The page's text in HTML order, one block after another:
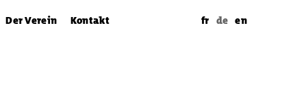
fr de en
Der Verein Kontakt